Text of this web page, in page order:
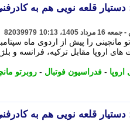
قلعه نویی هم به
82039979
مانچینی را پیش از اردوی ماه
اروپا مقابل ترکیه، فرانسه و
- فدراسیون فوتبال - روبرتو
قلعه نویی هم به